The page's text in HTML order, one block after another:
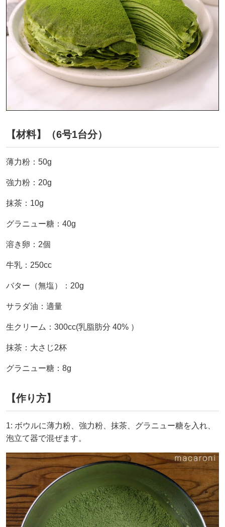
【材料】（6号1台分）
薄力粉：50g
強力粉：20g
抹茶：10g
グラニュー糖：40g
溶き卵：2個
牛乳：250cc
バター（無塩）：20g
サラダ油：適量
生クリーム：300cc(乳脂肪分 40% ）
抹茶：大さじ2杯
グラニュー糖：8g
【作り方】
1: ボウルに薄力粉、強力粉、抹茶、グラニュー糖を入れ、
泡立て器で混ぜます。